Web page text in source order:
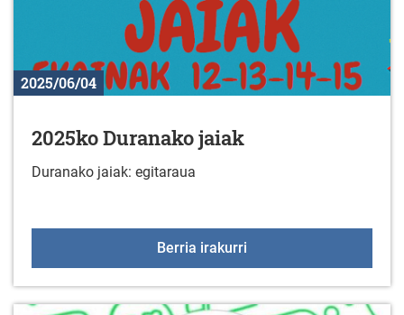
2025/06/04
2025ko Duranako jaiak
Duranako jaiak: egitaraua
Berria irakurri